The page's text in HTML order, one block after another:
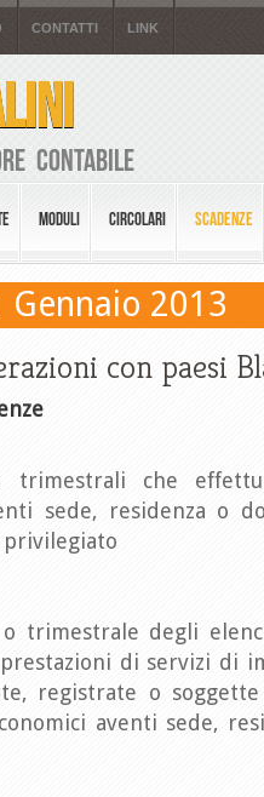
CONTATTI LINK
Contabile
MODULI CIRCOLARI SCADENZE
Gennaio 2013
con paesi
che
sede, residenza o
o trimestrale degli
di servizi di
registrate o
aventi sede,